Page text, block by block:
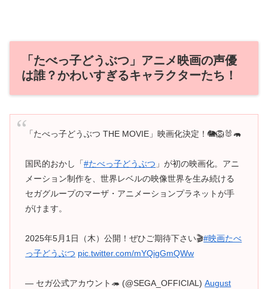
「たべっ子どうぶつ」アニメ映画の声優
は誰？かわいすぎるキャラクターたち！
「たべっ子どうぶつ THE MOVIE」映画化決定！🐘🦁🐰🦛
国民的おかし「#たべっ子どうぶつ 」が初の映画化。アニ
メーション制作を、世界レベルの映像世界を生み続ける
セガグループのマーザ・アニメーションプラネットが手
がけます。
2025年5月1日（木）公開！ぜひご期待下さい🎬#映画たべ
っ子どうぶつ pic.twitter.com/mYQigGmQWw
— セガ公式アカウント🦔 (@SEGA_OFFICIAL)August